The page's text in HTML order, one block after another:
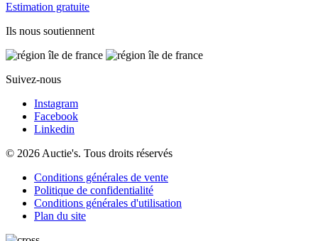
Estimation gratuite
Ils nous soutiennent
Suivez-nous
Instagram
Facebook
Linkedin
© 2026 Auctie's. Tous droits réservés
Conditions générales de vente
Politique de confidentialité
Conditions générales d'utilisation
Plan du site